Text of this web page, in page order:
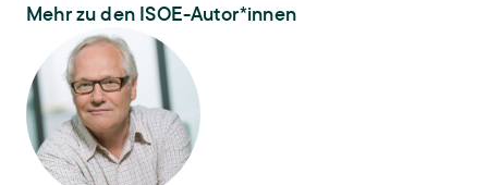
Mehr zu den ISOE-Autor*innen
Dr. Konrad Götz